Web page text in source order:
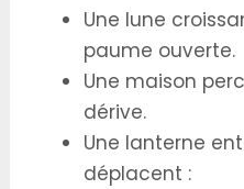
Une lune
paume ouverte.
Une maison
dérive.
Une lanterne
déplacent :